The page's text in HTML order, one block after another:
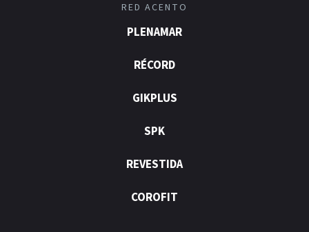
RED ACENTO
PLENAMAR
RÉCORD
GIKPLUS
SPK
REVESTIDA
COROFIT